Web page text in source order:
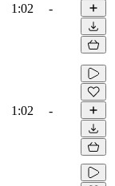
1:02 -
1:02 -